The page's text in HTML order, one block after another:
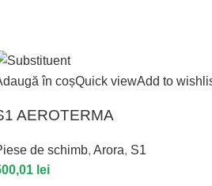
în coșQuick viewAdd to
AEROTERMA
de schimb, Arora, S1
lei